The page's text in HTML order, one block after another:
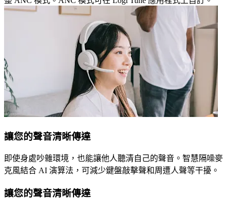
讓您的聲音清晰傳達
即使身處吵雜環境，也能讓他人聽清自己的聲音。智慧隔噪麥
克風結合 AI 演算法，可減少鍵盤敲擊聲和周遭人聲等干擾。
讓您的聲音清晰傳達